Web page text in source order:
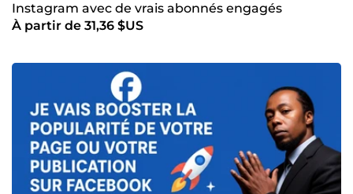
Instagram avec de vrais abonnés engagés
À partir de 31,36 $US